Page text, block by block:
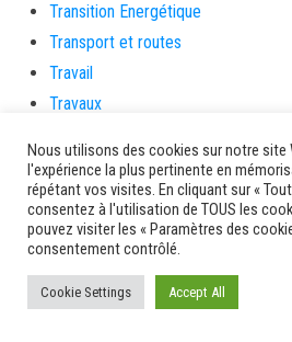
Transition Energétique
Transport et routes
Travail
Travaux
travaux utiles
TSUNAMI
TZCLD
uncategorized
Venir en Martinique
Nous utilisons des cookies sur notre site
l'expérience la plus pertinente en
répétant vos visites. En cliquant sur «
consentez à l'utilisation de TOUS les
pouvez visiter les « Paramètres des
consentement contrôlé.
Cookie Settings Accept All